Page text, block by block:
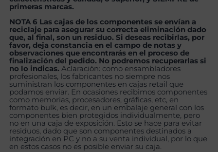
primeras marcas.
NOTA 6 Las cajas de los componentes se envían a
reciclaje para asegurar su correcta eliminación dado
que, al final, son un residuo. Si deseas recibirlas, por
favor, deja constancia en el campo de notas y
observaciones que encontrarás en el proceso de
finalización del pedido. No podremos recuperarlas si
no lo indicas. Aclaración: como ensambladores
profesionales, los fabricantes no siempre nos
suministran los componentes en cajas retail que
podamos enviar. En ocasiones recibimos componentes
como memorias, procesadores, gráficas, etc, en
formato bulk, es decir, en un embalaje general con los
componentes bien protegidos individualmente, pero
no en una caja de exposición. Esto se hace para evitar
residuos, dado que son componentes destinados a
integración en PC y no a su venta individual, por lo que
en estos casos no es posible enviar su caja.